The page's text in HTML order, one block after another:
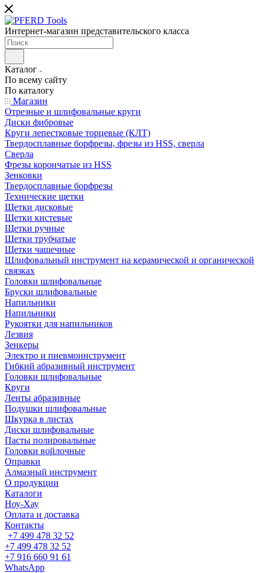
Интернет-магазин представительского класса
Каталог
По всему сайту
По каталогу
Магазин
Отрезные и шлифовальные круги
Диски фибровые
Круги лепестковые торцевые (КЛТ)
Твердосплавные борфрезы, фрезы из HSS, сверла
Сверла
Фрезы корончатые из HSS
Зенковки
Твердосплавные борфрезы
Технические щетки
Щетки дисковые
Щетки кистевые
Щетки ручные
Щетки трубчатые
Щетки чашечные
Шлифовальный инструмент на керамической и органической
связках
Головки шлифовальные
Бруски шлифовальные
Напильники
Напильники
Рукоятки для напильников
Лезвия
Зенкеры
Электро и пневмоинструмент
Гибкий абразивный инструмент
Головки шлифовальные
Круги
Ленты абразивные
Подушки шлифовальные
Шкурка в листах
Диски шлифовальные
Пасты полировальные
Головки войлочные
Оправки
Алмазный инструмент
О продукции
Каталоги
Ноу-Хау
Оплата и доставка
Контакты
+7 499 478 32 52
+7 499 478 32 52
+7 916 660 91 61
WhatsApp